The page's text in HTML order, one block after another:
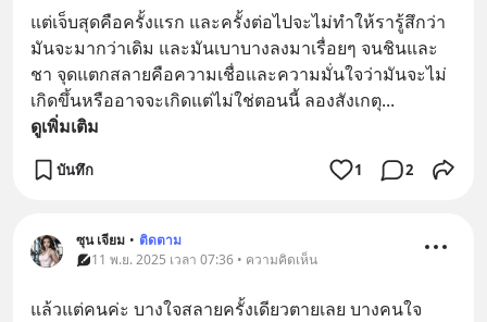
แต่เจ็บสุดคือครั้งแรก และครั้งต่อไปจะไม่ทำให้รารู้สึกว่า
มันจะมากว่าเดิม และมันเบาบางลงมาเรื่อยๆ จนชินและ
ชา จุดแตกสลายคือความเชื่อและความมั่นใจว่ามันจะไม่
เกิดขึ้นหรืออาจจะเกิดแต่ไม่ใช่ตอนนี้ ลองสังเกตุ...
ดูเพิ่มเติม
บันทึก 1 2
ซุน เจียม • ติดตาม
11 พ.ย. 2025 เวลา 07:36 • ความคิดเห็น
แล้วแต่คนค่ะ บางใจสลายครั้งเดียวตายเลย บางคนใจ